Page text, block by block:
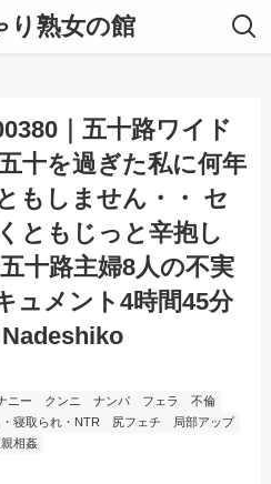
り熟女の館
｜五十路ワイド
十を過ぎた私に何年
もしません・・ セ
ともじっと辛抱し
十路主婦8人の不実
ュメント4時間45分
ニー クンニ ナンパ フェラ
不倫
寝取られ・NTR 尻フェチ
局部アップ
相姦